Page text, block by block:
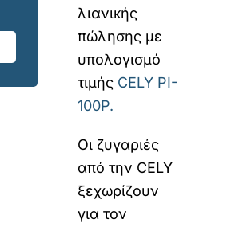
λιανικής
πώλησης με
υπολογισμό
τιμής CELY PI-
100P.
Οι ζυγαριές
από την CELY
ξεχωρίζουν
για τον